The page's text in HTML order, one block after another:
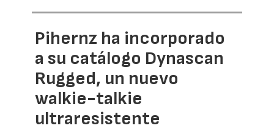
Pihernz ha incorporado
a su catálogo Dynascan
Rugged, un nuevo
walkie-talkie
ultraresistente